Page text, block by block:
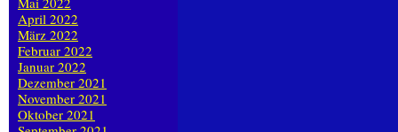
April 2022
März 2022
Februar 2022
Januar 2022
Dezember 2021
November 2021
Oktober 2021